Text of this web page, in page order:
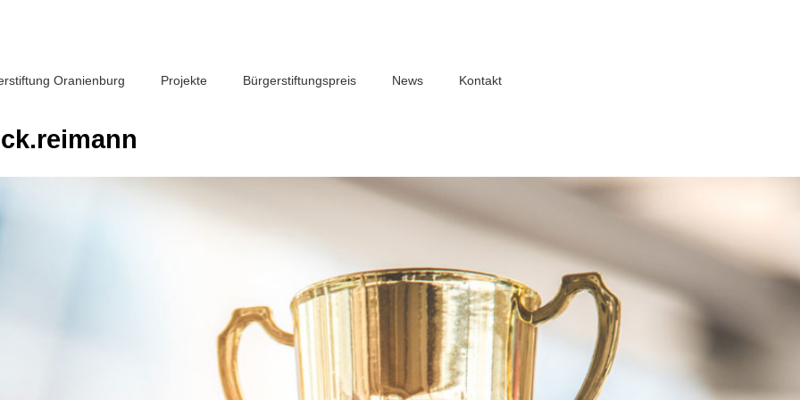
engagierter Bürgerinnen und Bürger der Stadt Oranienburg.
Oranienburg Projekte Bürgerstiftungspreis News Kontakt